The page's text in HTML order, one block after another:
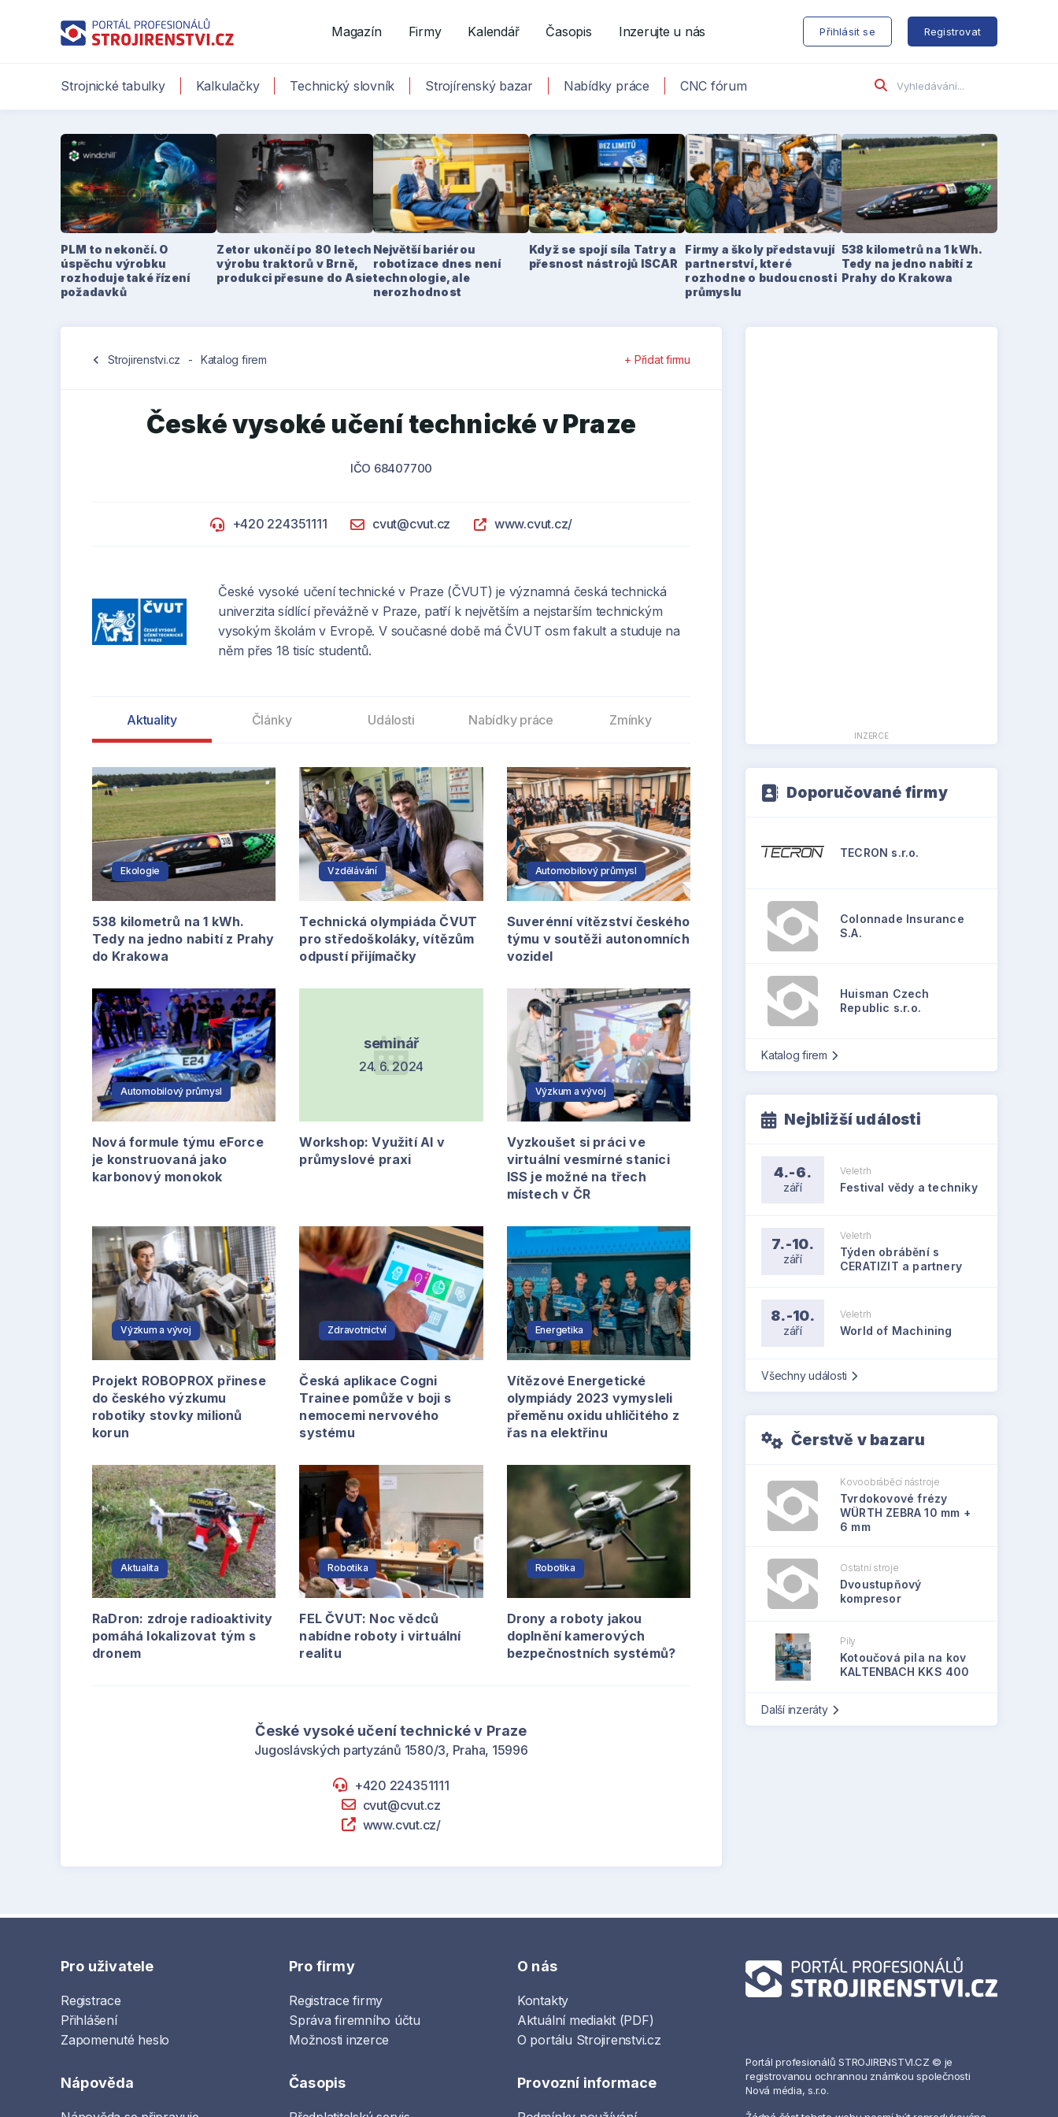
Magazín Firmy Kalendář Časopis Inzerujte u nás Přihlásit se Registrovat
Strojnické tabulky Kalkulačky Technický slovník Strojírenský bazar Nabídky práce CNC fórum
PLM to nekončí. O
úspěchu výrobku
rozhoduje také řízení
požadavků
Zetor ukončí po 80 letech
výrobu traktorů v Brně,
produkci přesune do Asie
Největší bariérou
robotizace dnes není
technologie, ale
nerozhodnost
Když se spojí síla Tatry a
přesnost nástrojů ISCAR
Firmy a školy představují
partnerství, které
rozhodne o budoucnosti
průmyslu
538 kilometrů na 1 kWh.
Tedy na jedno nabití z
Prahy do Krakowa
chevron_left Strojirenstvi.cz - Katalog firem + Přidat firmu
České vysoké učení technické v Praze
IČO 68407700
+420 224351111 cvut@cvut.cz www.cvut.cz/
České vysoké učení technické v Praze (ČVUT) je významná česká technická
univerzita sídlící převážně v Praze, patří k největším a nejstarším technickým
vysokým školám v Evropě. V současné době má ČVUT osm fakult a studuje na
něm přes 18 tisíc studentů.
Aktuality Články Události Nabídky práce Zmínky
Ekologie
538 kilometrů na 1 kWh.
Tedy na jedno nabití z Prahy
do Krakowa
Vzdělávání
Technická olympiáda ČVUT
pro středoškoláky, vítězům
odpustí přijímačky
Automobilový průmysl
Suverénní vítězství českého
týmu v soutěži autonomních
vozidel
Automobilový průmysl
Nová formule týmu eForce
je konstruovaná jako
karbonový monokok
seminář
24. 6. 2024
Workshop: Využití AI v
průmyslové praxi
Výzkum a vývoj
Vyzkoušet si práci ve
virtuální vesmírné stanici
ISS je možné na třech
místech v ČR
Výzkum a vývoj
Projekt ROBOPROX přinese
do českého výzkumu
robotiky stovky milionů
korun
Zdravotnictví
Česká aplikace Cogni
Trainee pomůže v boji s
nemocemi nervového
systému
Energetika
Vítězové Energetické
olympiády 2023 vymysleli
přeměnu oxidu uhličitého z
řas na elektřinu
Aktualita
RaDron: zdroje radioaktivity
pomáhá lokalizovat tým s
dronem
Robotika
FEL ČVUT: Noc vědců
nabídne roboty i virtuální
realitu
Robotika
Drony a roboty jakou
doplnění kamerových
bezpečnostních systémů?
České vysoké učení technické v Praze
Jugoslávských partyzánů 1580/3, Praha, 15996
+420 224351111
cvut@cvut.cz
www.cvut.cz/
INZERCE
Doporučované firmy
TECRON s.r.o.
Colonnade Insurance
S.A.
Huisman Czech
Republic s.r.o.
Katalog firem
Nejbližší události
4.-6.
září
Veletrh
Festival vědy a techniky
7.-10.
září
Veletrh
Týden obrábění s
CERATIZIT a partnery
8.-10.
září
Veletrh
World of Machining
Všechny události
Čerstvě v bazaru
Kovoobráběcí nástroje
Tvrdokovové frézy
WÜRTH ZEBRA 10 mm +
6 mm
Ostatní stroje
Dvoustupňový
kompresor
Pily
Kotoučová pila na kov
KALTENBACH KKS 400
Další inzeráty
Pro uživatele
Registrace
Přihlášení
Zapomenuté heslo
Pro firmy
Registrace firmy
Správa firemního účtu
Možnosti inzerce
O nás
Kontakty
Aktuální mediakit (PDF)
O portálu Strojirenstvi.cz
Nápověda Časopis Provozní informace
Portál profesionálů STROJIRENSTVI.CZ © je
registrovanou ochrannou známkou společnosti
Nová média, s.r.o.